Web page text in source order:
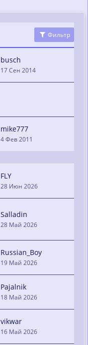
Фильтр
busch
17 Сен 2014
mike777
4 Фев 2011
FLY
28 Июн 2026
Salladin
28 Май 2026
Russian_Boy
19 Май 2026
Pajalnik
18 Май 2026
vikwar
16 Май 2026